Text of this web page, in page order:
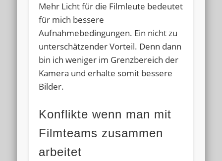
Mehr Licht für die Filmleute bedeutet
für mich bessere
Aufnahmebedingungen. Ein nicht zu
unterschätzender Vorteil. Denn dann
bin ich weniger im Grenzbereich der
Kamera und erhalte somit bessere
Bilder.
Konflikte wenn man mit
Filmteams zusammen
arbeitet